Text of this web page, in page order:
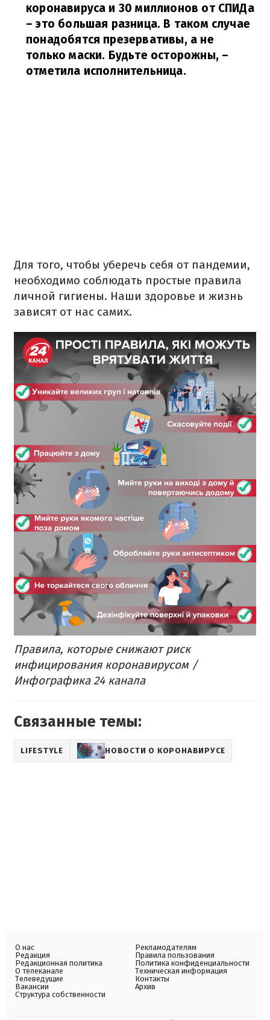
коронавируса и 30 миллионов от СПИДа
–это большая разница. В таком случае
понадобятся презервативы, а не
только маски. Будьте осторожны, –
отметила исполнительница.
Для того, чтобы уберечь себя от пандемии,
необходимо соблюдать простые правила
личной гигиены. Наши здоровье и жизнь
зависят от нас самих.
Правила, которые снижают риск
инфицирования коронавирусом /
Инфографика 24 канала
Связанные темы:
LIFESTYLE НОВОСТИ О КОРОНАВИРУСЕ
О нас
Редакция
Редакционная политика
О телеканале
Телеведущие
Вакансии
Структура собственности
Рекламодателям
Правила пользования
Политика конфиденциальности
Техническая информация
Контакты
Архив